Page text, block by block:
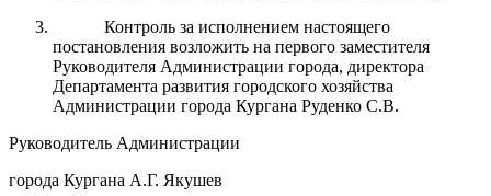
Контроль за исполнением настоящего
постановления возложить на первого заместителя
Руководителя Администрации города, директора
Департамента развития городского хозяйства
Администрации города Кургана Руденко С.В.
Руководитель Администрации
города Кургана А.Г. Якушев